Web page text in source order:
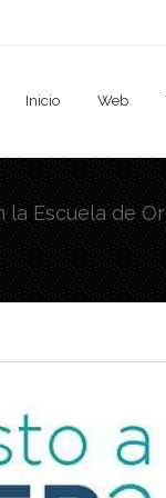
Inicio Web
la Escuela de